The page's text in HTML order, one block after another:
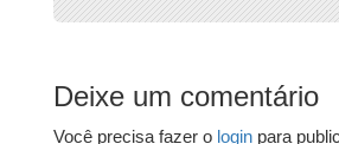
Deixe um comentário
Você precisa fazer o login para